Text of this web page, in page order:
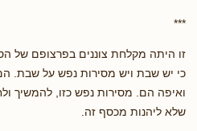
***
זו היתה מקלחת צוננים בפרצופם של
כי יש שבת ויש מסירות נפש על שבת.
ואיפה הם. מסירות נפש כזו, להמשיך
שלא ליהנות מכסף זה.